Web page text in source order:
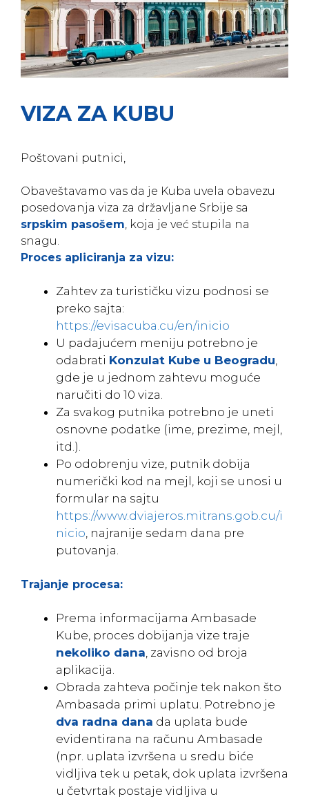
VIZA ZA KUBU
Poštovani putnici,
Obaveštavamo vas da je Kuba uvela obavezu
posedovanja viza za državljane Srbije sa
srpskim pasošem, koja je već stupila na
snagu.
Proces apliciranja za vizu:
Zahtev za turističku vizu podnosi se
preko sajta:
https://evisacuba.cu/en/inicio
U padajućem meniju potrebno je
odabrati Konzulat Kube u Beogradu
gde je u jednom zahtevu moguće
naručiti do 10 viza.
Za svakog putnika potrebno je uneti
osnovne podatke (ime, prezime, mejl,
itd.).
Po odobrenju vize, putnik dobija
numerički kod na mejl, koji se unosi u
formular na sajtu
https://www.dviajeros.mitrans.gob.cu/i
nicio , najranije sedam dana pre
putovanja.
Trajanje procesa:
Prema informacijama Ambasade
Kube, proces dobijanja vize traje
nekoliko dana, zavisno od broja
aplikacija.
Obrada zahteva počinje tek nakon što
Ambasada primi uplatu. Potrebno je
dva radna dana da uplata bude
evidentirana na računu Ambasade
(npr. uplata izvršena u sredu biće
vidljiva tek u petak, dok uplata izvršena
u četvrtak postaje vidljiva u